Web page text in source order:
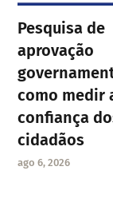
Pesquisa de
aprovação
como medir
confiança
cidadãos
ago 6, 2026